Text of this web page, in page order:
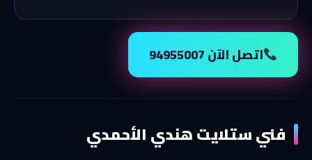
اتصل الآن 94955007
فني ستلايت هندي الأحمدي